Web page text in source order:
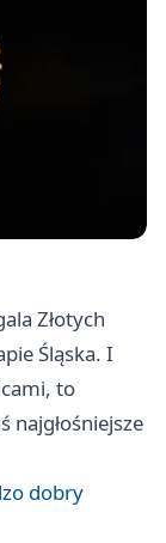
Złotych
Śląska. I
to
najgłośniejsze
dobry